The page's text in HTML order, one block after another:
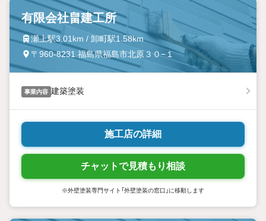
有限会社畠建工所
瀬上駅3.01km / 卸町駅1.58km
〒960-8231 福島県福島市北原３０−１
事業内容 建築塗装
施工店の詳細
チャットで見積もり相談
※外壁塗装専門サイト「外壁塗装の窓口」に移動します